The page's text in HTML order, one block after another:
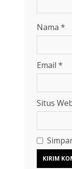
Nama *
Email *
Situs